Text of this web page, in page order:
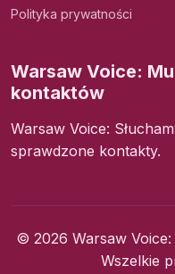
Polityka prywatności
Warsaw Voice:
kontaktów
Warsaw Voice:
sprawdzone kontakty.
© 2026 Warsaw
Wszelkie